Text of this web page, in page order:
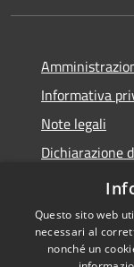
Informativa
Note legali
Dichiarazione
Meccanismo
Questo sito web
necessari al
nonché un